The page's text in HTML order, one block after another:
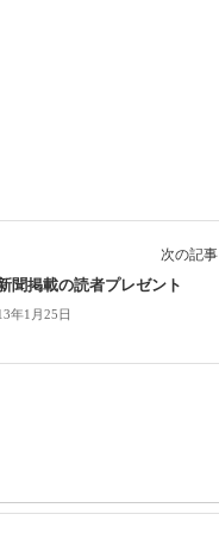
次の記事
聞掲載の読者プレゼント
年1月25日